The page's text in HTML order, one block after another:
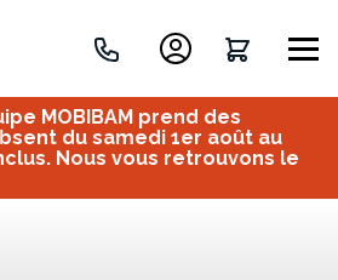
projet de A à Z
MOBIBAM prend des
du samedi 1er août au
Nous vous retrouvons le